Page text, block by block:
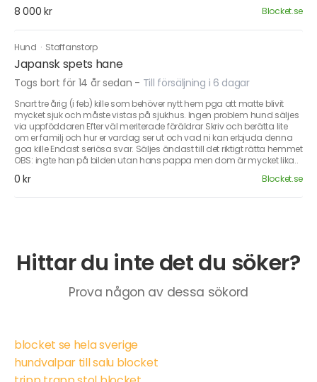
8 000 kr Blocket.se
Hund · Staffanstorp
Japansk spets hane
Togs bort för 14 år sedan - Till försäljning i 6 dagar
Snart tre årig (i feb) kille som behöver nytt hem pga att matte blivit
mycket sjuk och måste vistas på sjukhus. Ingen problem hund säljes
via uppföddaren Efter väl meriterade föräldrar Skriv och berätta lite
om er familj och hur er vardag ser ut och vad ni kan erbjuda denna
goa kille Endast seriösa svar. Säljes ändast till det riktigt rätta hemmet
OBS: ingte han på bilden utan hans pappa men dom är mycket lika..
0 kr Blocket.se
Hittar du inte det du söker?
Prova någon av dessa sökord
blocket se hela sverige
hundvalpar till salu blocket